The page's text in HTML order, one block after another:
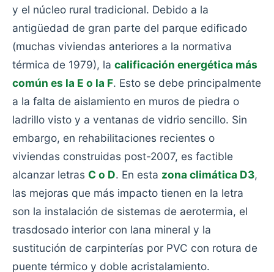
y el núcleo rural tradicional. Debido a la
antigüedad de gran parte del parque edificado
(muchas viviendas anteriores a la normativa
térmica de 1979), la calificación energética más
común es la E o la F. Esto se debe principalmente
a la falta de aislamiento en muros de piedra o
ladrillo visto y a ventanas de vidrio sencillo. Sin
embargo, en rehabilitaciones recientes o
viviendas construidas post-2007, es factible
alcanzar letras C o D. En esta zona climática D3,
las mejoras que más impacto tienen en la letra
son la instalación de sistemas de aerotermia, el
trasdosado interior con lana mineral y la
sustitución de carpinterías por PVC con rotura de
puente térmico y doble acristalamiento.